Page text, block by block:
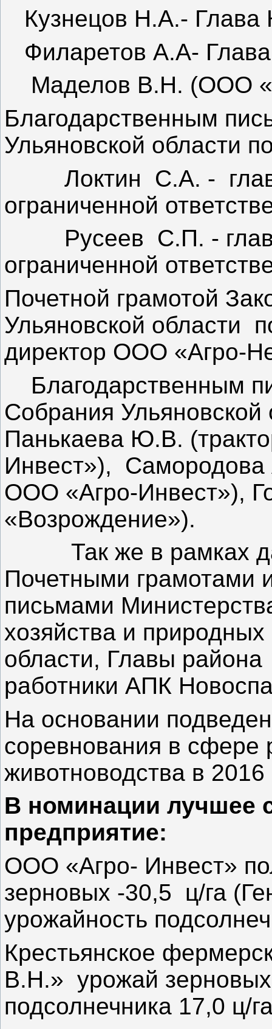
Кузнецов Н.А.- Глава
Филаретов А.А-
Маделов В.Н. (ООО
Благодарственным
Ульяновской области
Локтин С.А. -
ограниченной
Русеев С.П. -
ограниченной
Почетной грамотой
Ульяновской области
директор ООО «Агро-
Благодарственным
Собрания Ульяновской
Панькаева Ю.В.
Инвест»), Самородова
ООО «Агро-Инвест»),
«Возрождение»).
Так же в рамках
Почетными грамотами
письмами
хозяйства и
области, Главы
работники АПК
На основании
соревнования в сфере
животноводства в
В номинации лучшее
предприятие:
ООО «Агро- Инвест»
зерновых -30,5 ц/га
урожайность
Крестьянское
В.Н.» урожай
подсолнечника 17,0 ц/